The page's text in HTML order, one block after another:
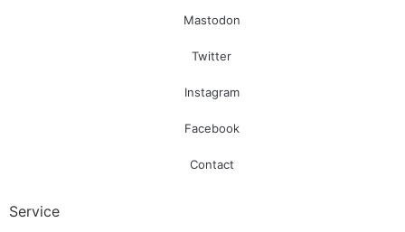
Mastodon
Twitter
Instagram
Facebook
Contact
Service